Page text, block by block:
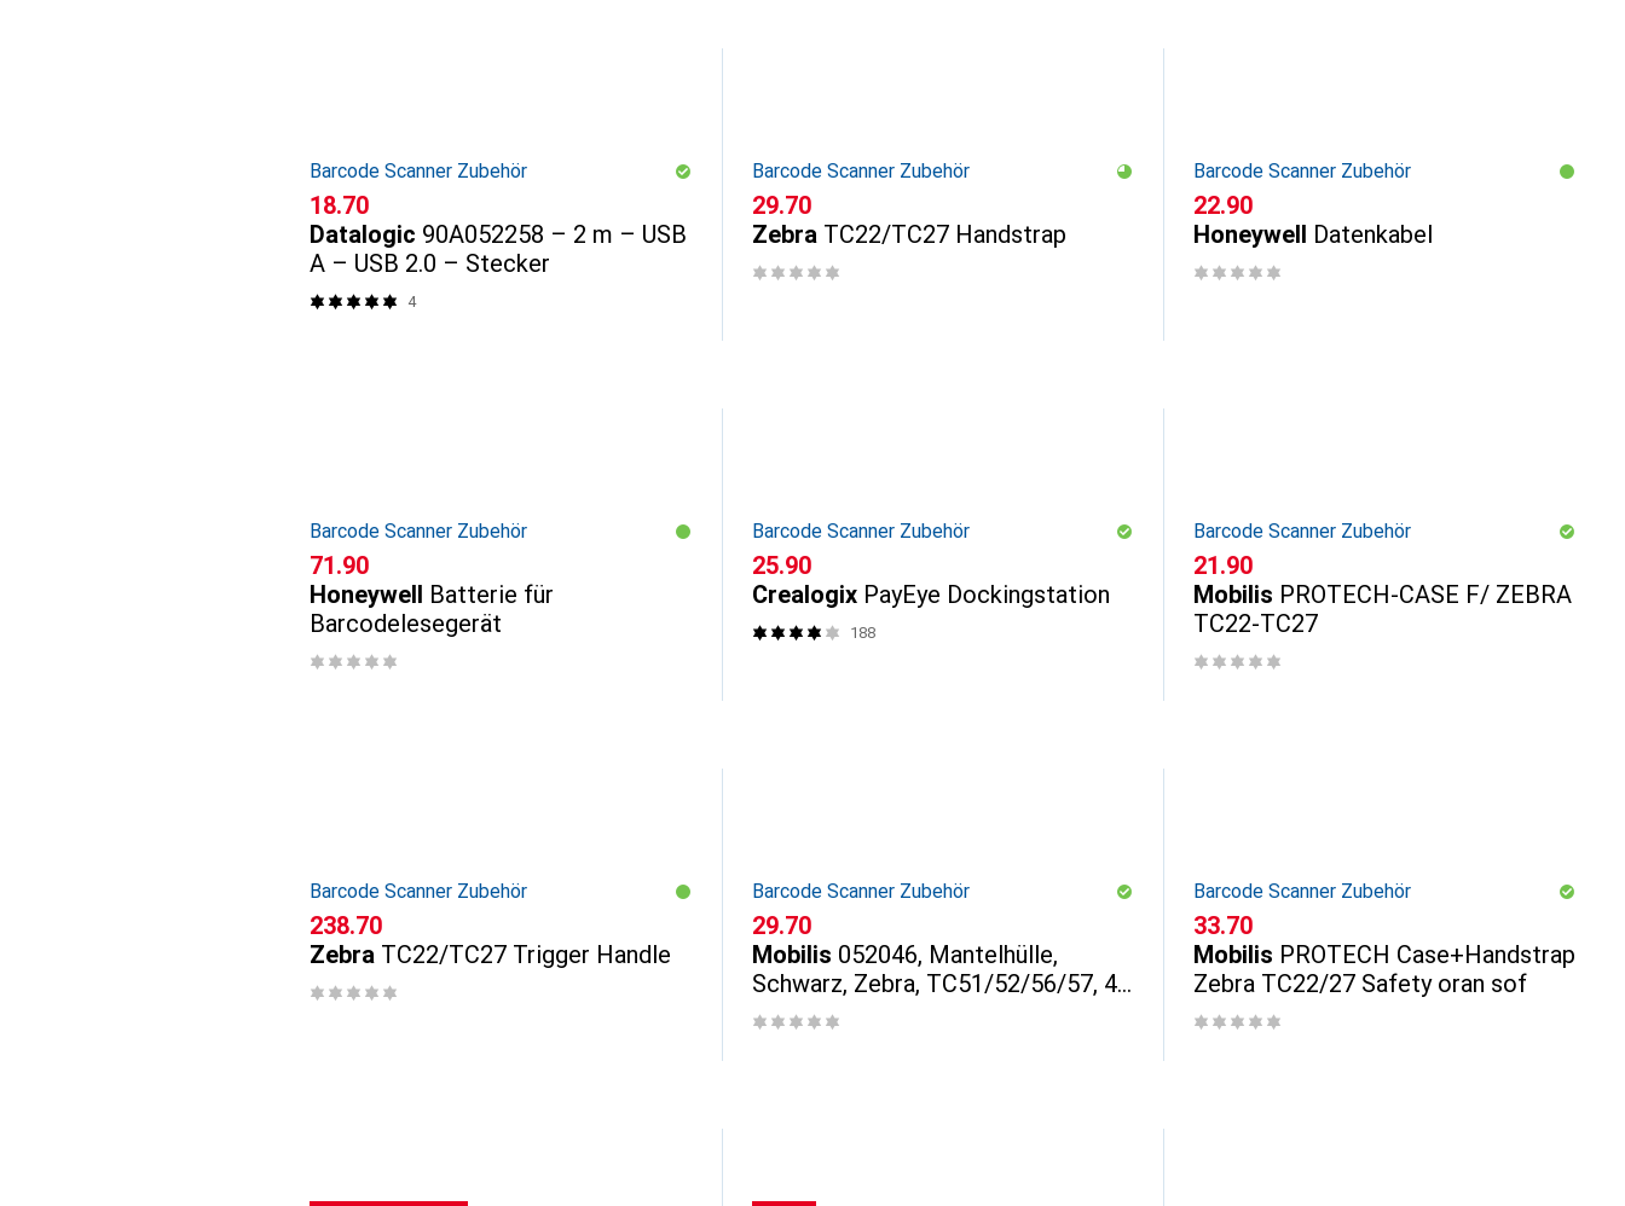
Barcode Scanner Zubehör
CHF
18.70
Datalogic 90A052258 – 2 m – USB
A – USB 2.0 – Stecker
4
Barcode Scanner Zubehör
CHF
29.70
Zebra TC22/TC27 Handstrap
Barcode Scanner Zubehör
CHF
22.90
Honeywell Datenkabel
Barcode Scanner Zubehör
CHF
71.90
Honeywell Batterie für
Barcodelesegerät
Barcode Scanner Zubehör
CHF
25.90
Crealogix PayEye Dockingstation
188
Barcode Scanner Zubehör
CHF
21.90
Mobilis PROTECH-CASE F/ ZEBRA
TC22-TC27
Barcode Scanner Zubehör
CHF
238.70
Zebra TC22/TC27 Trigger Handle
Barcode Scanner Zubehör
CHF
29.70
Mobilis 052046, Mantelhülle,
Schwarz, Zebra, TC51/52/56/57, 44
g
Barcode Scanner Zubehör
CHF
33.70
Mobilis PROTECH Case+Handstrap
Zebra TC22/27 Safety oran sof